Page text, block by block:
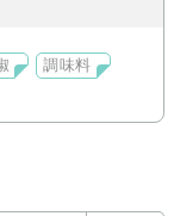
調味料